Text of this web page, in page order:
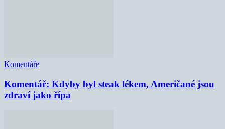
Komentáře
Komentář: Kdyby byl steak lékem, Američané jsou
zdraví jako řípa